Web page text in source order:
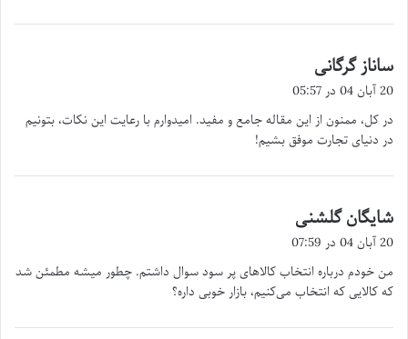
ساناز گرگانی
ف
20 آبان 04 در 05:57
در کل، ممنون از این مقاله جامع و مفید. امیدوارم با رعایت این نکات، بتونیم
در دنیای تجارت موفق بشیم!
شایگان گلشنی
ف
:
20 آبان 04 در 07:59
من خودم درباره انتخاب کالاهای پر سود سوال داشتم. چطور میشه مطمئن شد
که کالایی که انتخاب می‌کنیم، بازار خوبی داره؟